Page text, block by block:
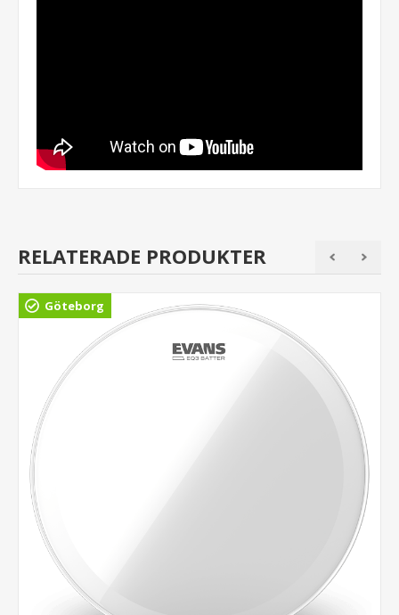
RELATERADE PRODUKTER
Göteborg